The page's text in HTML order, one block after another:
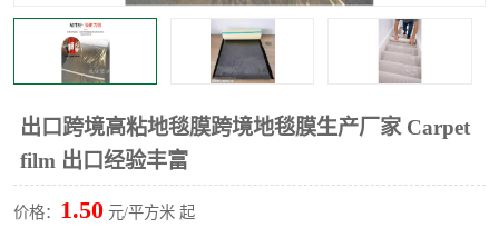
出口跨境高粘地毯膜跨境地毯膜生产厂家 Carpet
film 出口经验丰富
价格： 1.50 元/平方米 起
窗缝阻风胶带 铝板保护膜
不锈钢板保护膜 一次性隔离膜